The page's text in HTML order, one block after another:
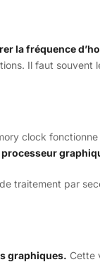
la fréquence
Il faut souvent
clock
processeur
traitement par
graphiques. Cette